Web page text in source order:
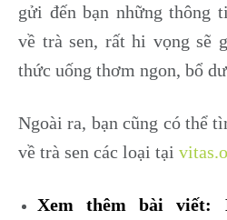
gửi đến bạn những thông
về trà sen, rất hi vọng sẽ
thức uống thơm ngon, bổ
Ngoài ra, bạn cũng có thể
về trà sen các loại tại
Xem thêm bài viết: